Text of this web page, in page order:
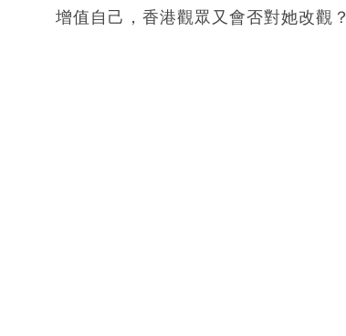
增值自己，香港觀眾又會否對她改觀？